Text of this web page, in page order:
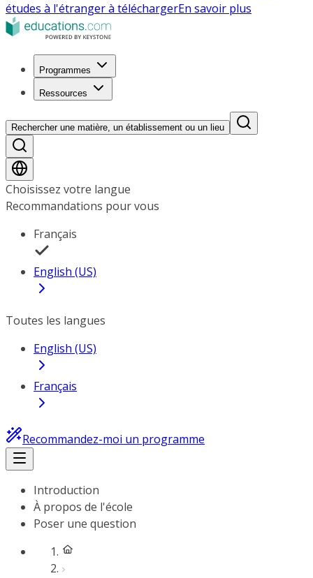
études à l'étranger à téléchargerEn savoir plus
Programmes
Ressources
Rechercher une matière, un établissement ou un lieu
Choisissez votre langue
Recommandations pour vous
Français
English (US)
Toutes les langues
English (US)
Français
Recommandez-moi un programme
Introduction
À propos de l'école
Poser une question